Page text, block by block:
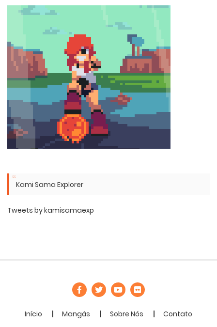
Kami Sama Explorer
Tweets by kamisamaexp
Início Mangás Sobre Nós Contato